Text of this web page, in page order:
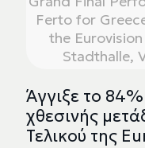
Ferto for
the
Stadthalle,
Άγγιξε το
χθεσινής
Τελικού της